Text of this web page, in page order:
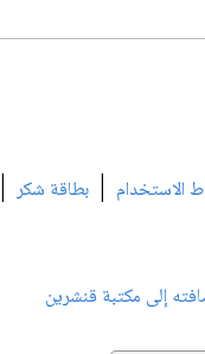
الاستخدام | بطاقة شكر|
إلى مكتبة قنشرين